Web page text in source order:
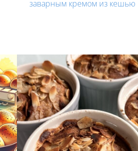
заварным кремом из кешью